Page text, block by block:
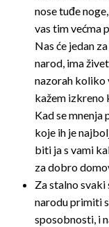
nose tuđe
vas tim većma
Nas će jedan
narod, ima
nazorah koliko
kažem izkreno
Kad se mnenja
koje ih je
biti ja s vami
za dobro
Za stalno svaki
narodu primiti
sposobnosti, i